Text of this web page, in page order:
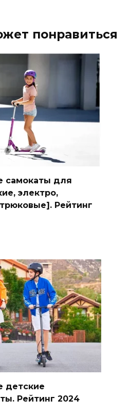
понравиться
самокаты для
электро,
Рейтинг
детские
Рейтинг 2024